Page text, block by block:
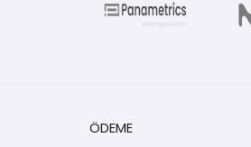
ÖDEME